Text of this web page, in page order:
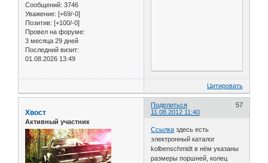
Сообщений: 3746
Уважение: [+69/-0]
Позитив: [+100/-0]
Провел на форуме:
3 месяца 29 дней
Последний визит:
01.08.2026 13:49
Цитировать
Поделиться
57
11.08.2012 11:40
Хвост
Активный участник
Ссылка здесь есть
электронный каталог
kolbenschmidt в нём указаны
размеры поршней, колец